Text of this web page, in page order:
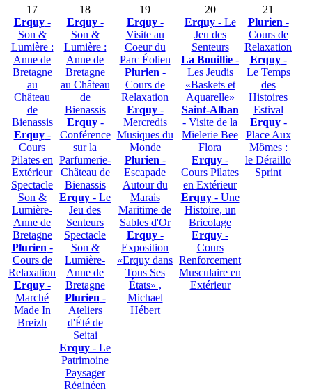
17
Erquy-
Son &
Lumière :
Anne de
Bretagne
au
Château
de
Bienassis
Erquy-
Cours
Pilates en
Extérieur
Spectacle
Son &
Lumière-
Anne de
Bretagne
Plurien -
Cours de
Relaxation
Erquy-
Marché
Made In
Breizh
18
Erquy-
Son &
Lumière :
Anne de
Bretagne
au Château
de
Bienassis
Erquy-
Conférence
sur la
Parfumerie-
Château de
Bienassis
Erquy - Le
Jeu des
Senteurs
Spectacle
Son &
Lumière-
Anne de
Bretagne
Plurien -
Ateliers
d'Été de
Seitai
Erquy - Le
Patrimoine
Paysager
Réginéen
19
Erquy-
Visite au
Coeur du
Parc Éolien
Plurien -
Cours de
Relaxation
Erquy-
Mercredis
Musiques du
Monde
Plurien -
Escapade
Autour du
Marais
Maritime de
Sables d'Or
Erquy-
Exposition
«Erquy dans
Tous Ses
États» ,
Michael
Hébert
20
Erquy- Le
Jeu des
Senteurs
La Bouillie -
Les Jeudis
«Baskets et
Aquarelle»
Saint-Alban
- Visite de la
Mielerie Bee
Flora
Erquy -
Cours Pilates
en Extérieur
Erquy- Une
Histoire, un
Bricolage
Erquy -
Cours
Renforcement
Musculaire en
Extérieur
21
Plurien -
Cours de
Relaxation
Erquy-
Le Temps
des
Histoires
Estival
Erquy-
Place Aux
Mômes :
le Déraillo
Sprint